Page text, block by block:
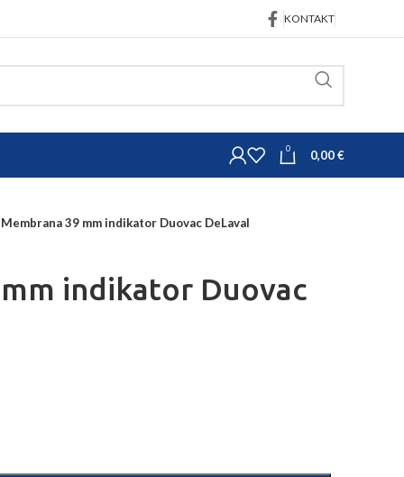
KONTAKT
0 0,00€
Membrana 39 mm indikator Duovac DeLaval
indikator Duovac